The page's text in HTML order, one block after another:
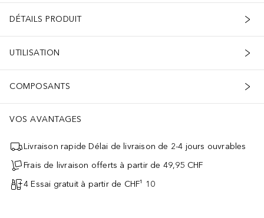
DÉTAILS PRODUIT
UTILISATION
COMPOSANTS
VOS AVANTAGES
Livraison rapide Délai de livraison de 2-4 jours ouvrables
Frais de livraison offerts à partir de 49,95 CHF
4 Essai gratuit à partir de CHF¹ 10